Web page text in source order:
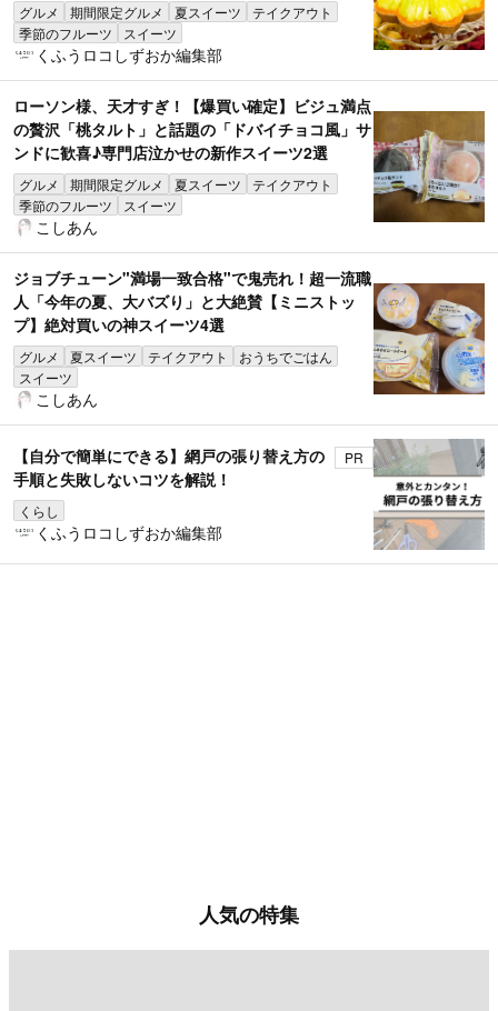
グルメ 期間限定グルメ 夏スイーツ
テイクアウト
季節のフルーツ
スイーツ
くふうロコしずおか編集部
ローソン様、天才すぎ！【爆買い確定】ビジュ満点
の贅沢「桃タルト」と話題の「ドバイチョコ風」サ
ンドに歓喜♪専門店泣かせの新作スイーツ2選
グルメ 期間限定グルメ 夏スイーツ
テイクアウト
季節のフルーツ
スイーツ
こしあん
ジョブチューン"満場一致合格"で鬼売れ！超一流職
人「今年の夏、大バズり」と大絶賛【ミニストッ
プ】絶対買いの神スイーツ4選
グルメ 夏スイーツ テイクアウト
おうちでごはん
スイーツ
こしあん
【自分で簡単にできる】網戸の張り替え方の
手順と失敗しないコツを解説！
くらし
PR
くふうロコしずおか編集部
人気の特集